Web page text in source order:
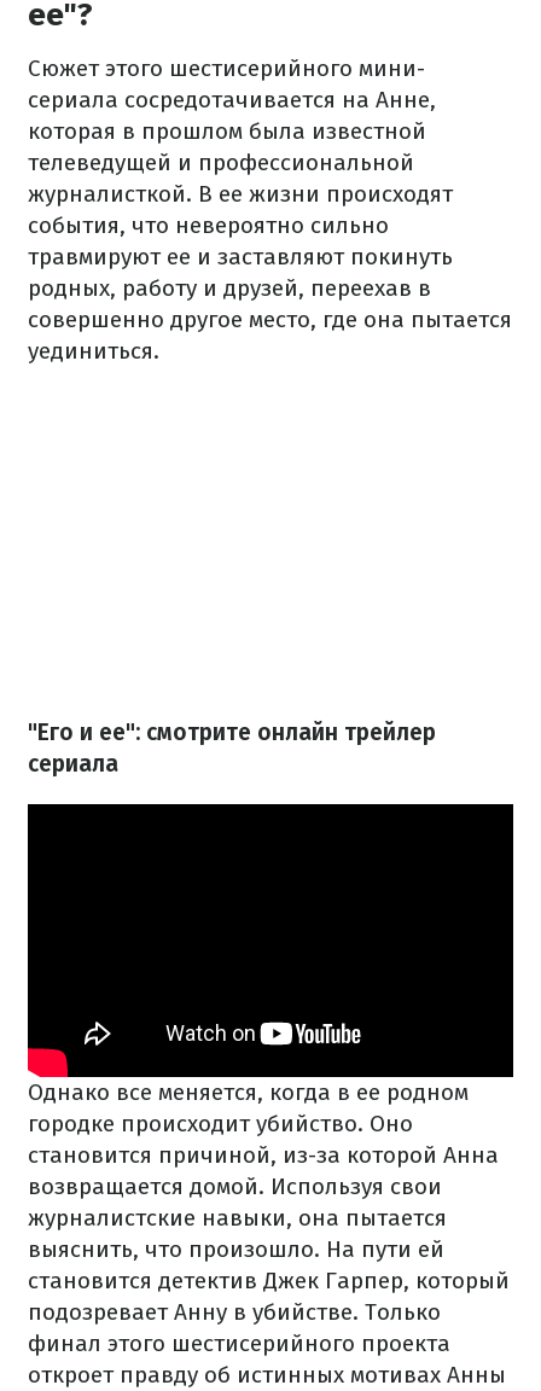
ее"?
Сюжет этого шестисерийного мини-
сериала сосредотачивается на Анне,
которая в прошлом была известной
телеведущей и профессиональной
журналисткой. В ее жизни происходят
события, что невероятно сильно
травмируют ее и заставляют покинуть
родных, работу и друзей, переехав в
совершенно другое место, где она пытается
уединиться.
"Его и ее": смотрите онлайн трейлер
сериала
Однако все меняется, когда в ее родном
городке происходит убийство. Оно
становится причиной, из-за которой Анна
возвращается домой. Используя свои
журналистские навыки, она пытается
выяснить, что произошло. На пути ей
становится детектив Джек Гарпер, который
подозревает Анну в убийстве. Только
финал этого шестисерийного проекта
откроет правду об истинных мотивах Анны